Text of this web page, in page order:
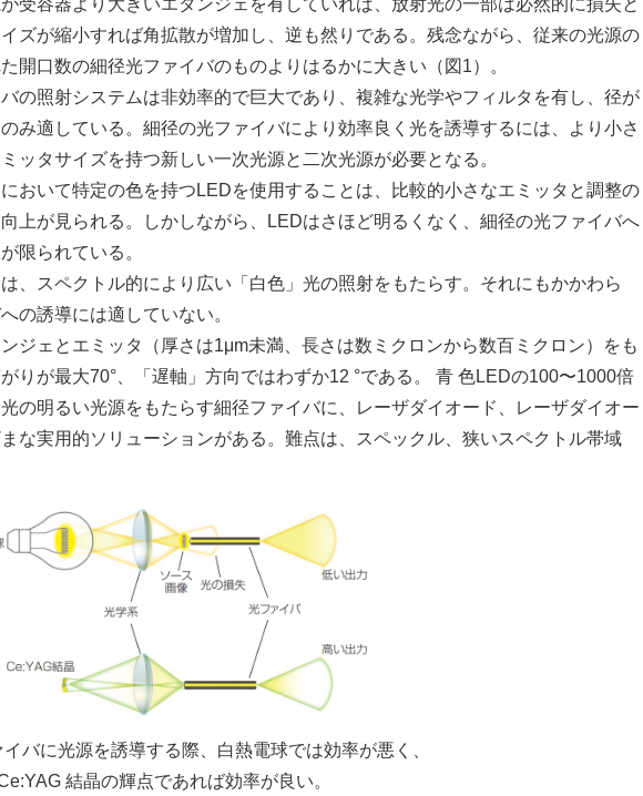
受容器より大きいエタンジェを有していれば、放射光の一部は必然的に損失と
ズが縮小すれば角拡散が増加し、逆も然りである。残念ながら、従来の光源の
開口数の細径光ファイバのものよりはるかに大きい（図1）。
の照射システムは非効率的で巨大であり、複雑な光学やフィルタを有し、径が
み適している。細径の光ファイバにより効率良く光を誘導するには、より小さ
ッタサイズを持つ新しい一次光源と二次光源が必要となる。
おいて特定の色を持つLEDを使用することは、比較的小さなエミッタと調整の
上が見られる。しかしながら、LEDはさほど明るくなく、細径の光ファイバへ
限られている。
、スペクトル的により広い「白色」光の照射をもたらす。それにもかかわら
の誘導には適していない。
ジェとエミッタ（厚さは1μm未満、長さは数ミクロンから数百ミクロン）をも
りが最大70°、「遅軸」方向ではわずか12 °である。 青 色LEDの100〜1000倍
の明るい光源をもたらす細径ファイバに、レーザダイオード、レーザダイオー
な実用的ソリューションがある。難点は、スペックル、狭いスペクトル帯域
バに光源を誘導する際、白熱電球では効率が悪く、
結晶の輝点であれば効率が良い。